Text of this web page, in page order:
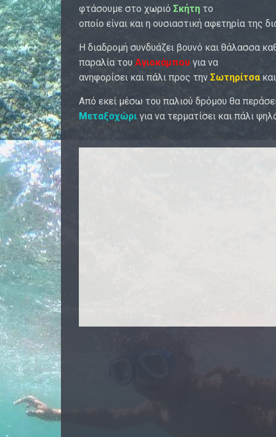
φτάσουμε στο χωριό Σκήτη το
οποίο είναι και η ουσιαστική αφετηρία της
Η διαδρομή συνδυάζει βουνό και θάλασσα
παραλία του Αγιοκάμπου για να
ανηφορίσει και πάλι προς την Σωτηρίτσα
Από εκεί μέσω του παλιού δρόμου θα
Μεταξοχώρι για να τερματίσει και πάλι